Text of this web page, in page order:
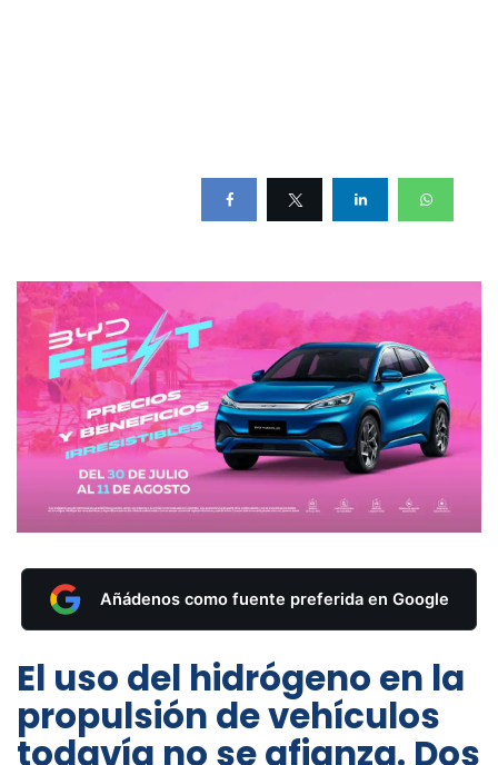
Añádenos como fuente preferida en Google
El uso del hidrógeno en la
propulsión de vehículos
todavía no se afianza. Dos